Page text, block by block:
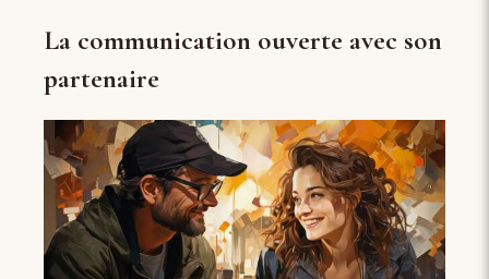
La communication ouverte avec son
partenaire